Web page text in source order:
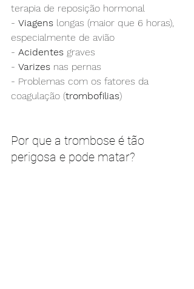
terapia de reposição hormonal
- Viagens longas (maior que 6 horas),
especialmente de avião
- Acidentes graves
- Varizes nas pernas
- Problemas com os fatores da
coagulação (trombofilias)
Por que a trombose é tão
perigosa e pode matar?